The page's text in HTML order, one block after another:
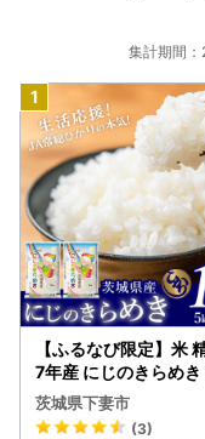
集計期間
【ふるなび限定】米
7年産 にじのきらめ
10月 FN-Limited-PR
茨城県下妻市
(3)